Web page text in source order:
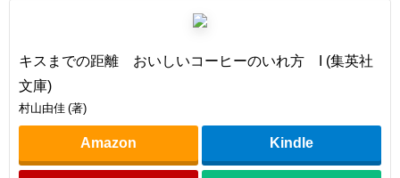
キスまでの距離 おいしいコーヒーのいれ方 I (集英社
文庫)
村山由佳 (著)
Amazon Kindle